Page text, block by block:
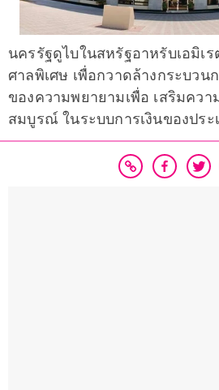
นครรัฐดูไบในสหรัฐอาหรับเอมิเ
ศาลพิเศษ เพื่อกวาดล้างกระบวน
ของความพยายามเพื่อ เสริมคว
สมบูรณ์ ในระบบการเงินของประ